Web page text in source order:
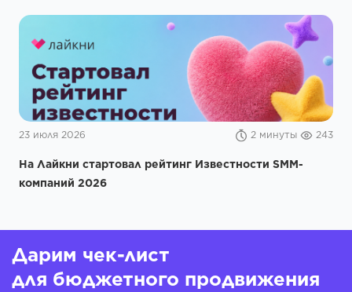
23 июля 2026 2 минуты 243
На Лайкни стартовал рейтинг Известности SMM-
компаний 2026
Дарим чек-лист
для бюджетного продвижения